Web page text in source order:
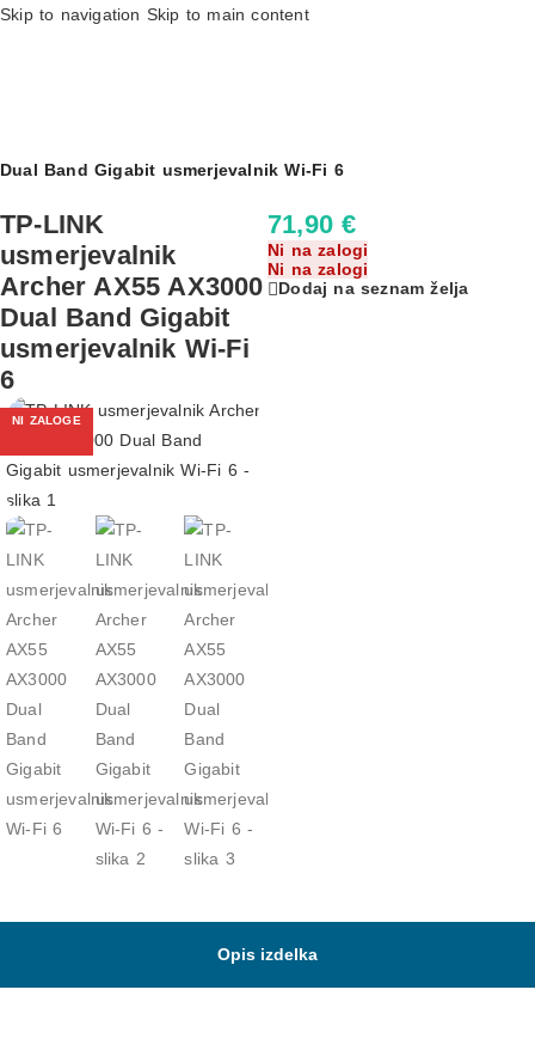
Skip to navigation Skip to main content
Dual Band Gigabit usmerjevalnik Wi-Fi 6
TP-LINK
usmerjevalnik
Archer AX55 AX3000
Dual Band Gigabit
usmerjevalnik Wi-Fi
6
NI ZALOGE
71,90€
Ni na zalogi
Ni na zalogi
Dodaj na seznam želja
Opis izdelka